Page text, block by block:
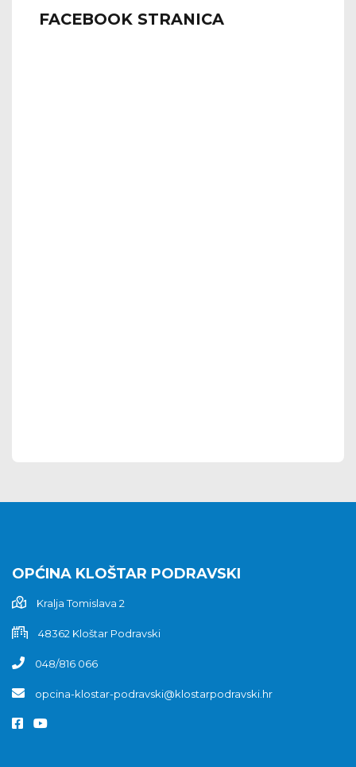
FACEBOOK STRANICA
OPĆINA KLOŠTAR PODRAVSKI
Kralja Tomislava 2
48362 Kloštar Podravski
048/816 066
opcina-klostar-podravski@klostarpodravski.hr